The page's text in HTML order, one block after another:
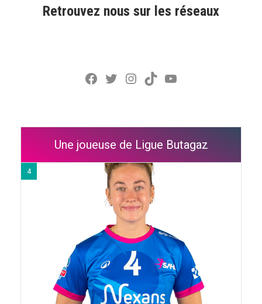
Retrouvez nous sur les réseaux
Facebook
Twitter
Instagram
TikTokYouTube
Une joueuse de Ligue Butagaz
4